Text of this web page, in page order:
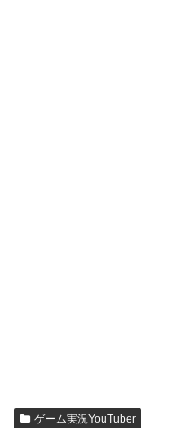
ゲーム実況YouTuber